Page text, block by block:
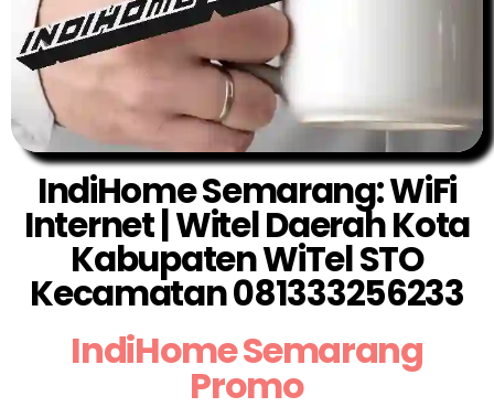
IndiHome Semarang: WiFi
Internet | Witel Daerah Kota
Kabupaten WiTel STO
Kecamatan 081333256233
IndiHome Semarang
Promo